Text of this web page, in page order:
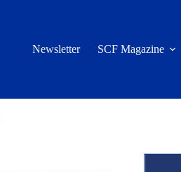
Newsletter SCF Magazine